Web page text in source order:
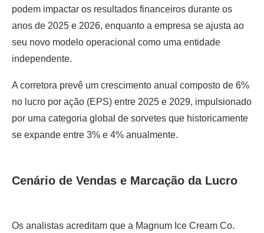
podem impactar os resultados financeiros durante os
anos de 2025 e 2026, enquanto a empresa se ajusta ao
seu novo modelo operacional como uma entidade
independente.
A corretora prevê um crescimento anual composto de 6%
no lucro por ação (EPS) entre 2025 e 2029, impulsionado
por uma categoria global de sorvetes que historicamente
se expande entre 3% e 4% anualmente.
Cenário de Vendas e Marcação da Lucro
Os analistas acreditam que a Magnum Ice Cream Co.